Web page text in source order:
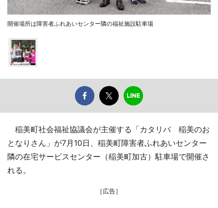
開催場所は障害者ふれあいセンター隣の福祉施設駐車場
稲美町社会福祉協議会が主催する「カタリバ 稲美のお
となりさん」が7月10日、稲美町障害者ふれあいセンター
隣の在宅サービスセンター（稲美町加古）駐車場で開催さ
れる。
［広告］